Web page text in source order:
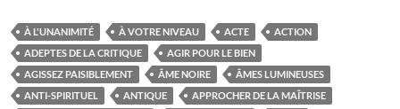
À L'UNANIMITÉ À VOTRE NIVEAU ACTE
ACTION
ADEPTES DE LA CRITIQUE
AGIR POUR LE BIEN
AGISSEZ PAISIBLEMENT
ÂME NOIRE
ÂMES LUMINEUSES
ANTI-SPIRITUEL
ANTIQUE
APPROCHER DE LA MAÎTRISE